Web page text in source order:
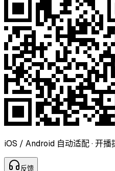
iOS / Android 自动适配 · 开播
反馈